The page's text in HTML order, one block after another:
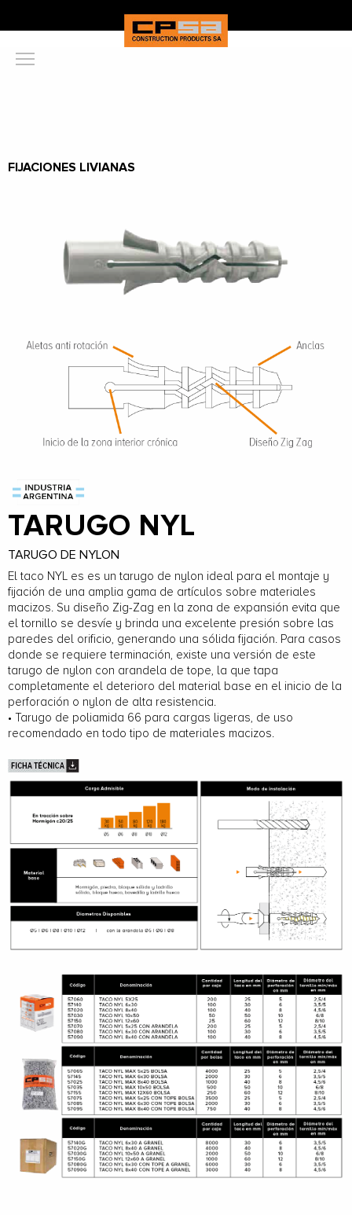
FIJACIONES LIVIANAS
TARUGO NYL
TARUGO DE NYLON
El taco NYL es es un tarugo de nylon ideal para el montaje y
fijación de una amplia gama de artículos sobre materiales
macizos. Su diseño Zig-Zag en la zona de expansión evita que
el tornillo se desvíe y brinda una excelente presión sobre las
paredes del orificio, generando una sólida fijación. Para casos
donde se requiere terminación, existe una versión de este
tarugo de nylon con arandela de tope, la que tapa
completamente el deterioro del material base en el inicio de la
perforación o nylon de alta resistencia.
• Tarugo de poliamida 66 para cargas ligeras, de uso
recomendado en todo tipo de materiales macizos.